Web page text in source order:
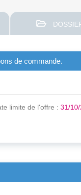
de commande.
limite de l'offre :31/